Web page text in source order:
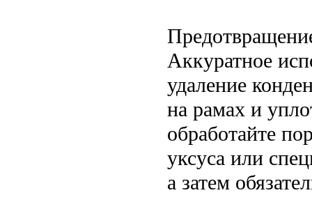
Аккуратное
удаление
на рамах и
обработайте
уксуса или
а затем